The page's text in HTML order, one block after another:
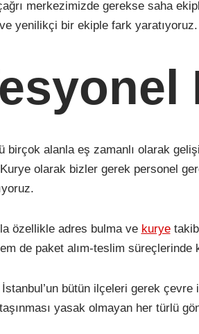
merkezimizde gerekse saha
yenilikçi bir ekiple fark yaratıyoruz.
birçok alanla eş zamanlı olarak
olarak bizler gerek personel
özellikle adres bulma ve kurye
de paket alım-teslim süreçlerinde
bütün ilçeleri gerek
yasak olmayan her türlü